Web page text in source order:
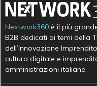
Nextwork360 è il più
B2B dedicati ai temi della
dell’Innovazione
cultura digitale e
amministrazioni italiane.